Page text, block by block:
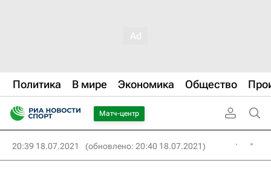
Политика В мире Экономика Общество
Матч-центр
20:39 18.07.2021 (обновлено: 20:40 18.07.2021)